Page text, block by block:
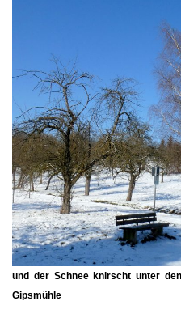
und der Schnee knirscht unter
Gipsmühle